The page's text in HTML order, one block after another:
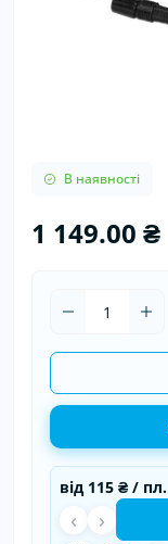
В наявності
1 149.00 ₴
від 115 ₴ / пл.
‹
›